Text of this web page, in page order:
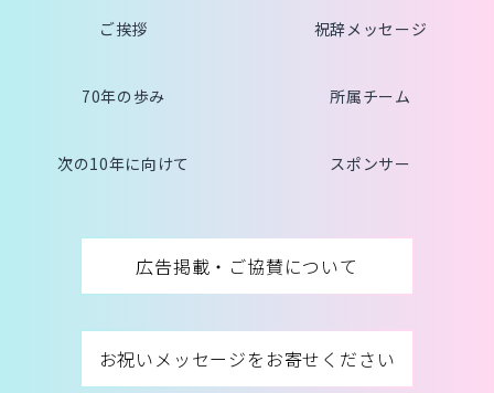
ご挨拶 祝辞メッセージ
70年の歩み 所属チーム
次の10年に向けて スポンサー
広告掲載・ご協賛について
お祝いメッセージをお寄せください